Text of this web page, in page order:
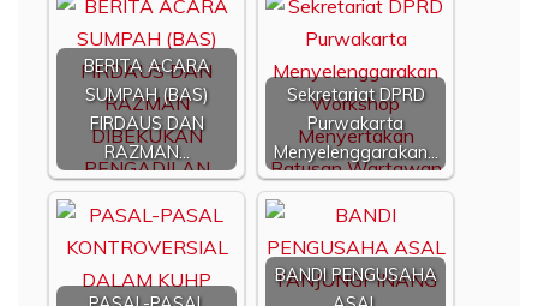
BERITA ACARA
SUMPAH (BAS)
FIRDAUS DAN
RAZMAN…
Sekretariat DPRD
Purwakarta
Menyelenggarakan…
BANDI PENGUSAHA